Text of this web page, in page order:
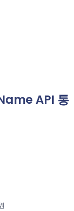
API 통